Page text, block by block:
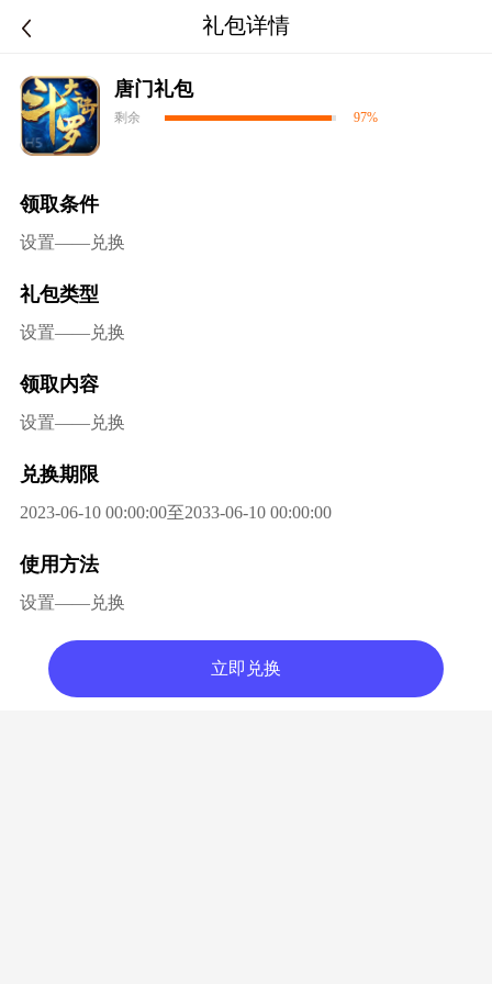
礼包详情
唐门礼包
剩余 97%
领取条件
设置——兑换
礼包类型
设置——兑换
领取内容
设置——兑换
兑换期限
2023-06-10 00:00:00至2033-06-10 00:00:00
使用方法
设置——兑换
立即兑换